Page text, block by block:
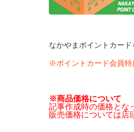
なかやまポイントカー
※ポイントカード会員特
※商品価格について
記事作成時の価格とな
販売価格については店